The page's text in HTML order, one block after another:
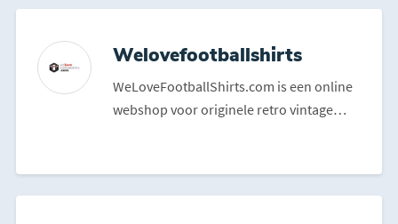
Welovefootballshirts
WeLoveFootballShirts.com is een online
webshop voor originele retro vintage